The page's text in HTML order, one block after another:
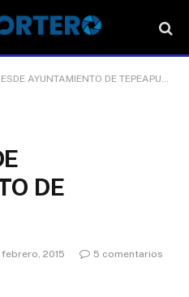
AYUNTAMIENTO DE TEPEAPULCO
DE
febrero, 2015
5 comentarios